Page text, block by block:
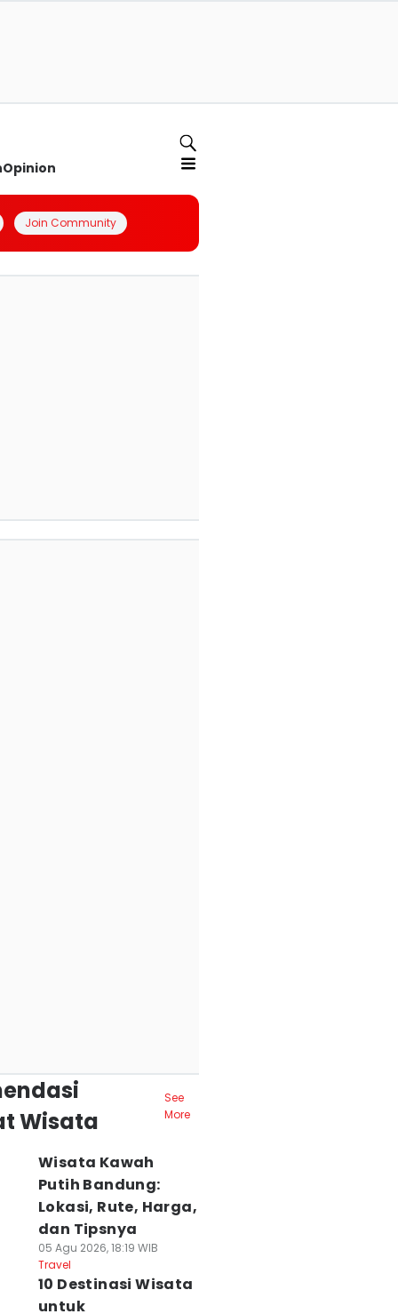
Opinion
Join Community
Wisata
See
More
Wisata Kawah
Putih Bandung:
Lokasi, Rute, Harga,
dan Tipsnya
05 Agu 2026, 18:19 WIB
Travel
10 Destinasi Wisata
untuk